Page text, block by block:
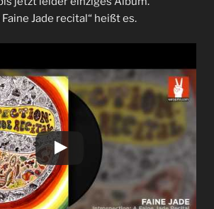
Jade recital“ heißt es.